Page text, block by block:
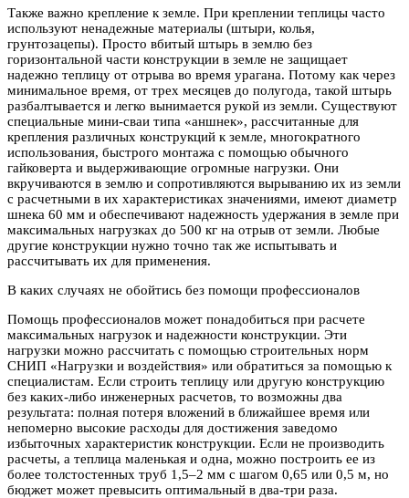
Также важно крепление к земле. При креплении теплицы часто
используют ненадежные материалы (штыри, колья,
грунтозацепы). Просто вбитый штырь в землю без
горизонтальной части конструкции в земле не защищает
надежно теплицу от отрыва во время урагана. Потому как через
минимальное время, от трех месяцев до полугода, такой штырь
разбалтывается и легко вынимается рукой из земли. Существуют
специальные мини-сваи типа «аншнек», рассчитанные для
крепления различных конструкций к земле, многократного
использования, быстрого монтажа с помощью обычного
гайковерта и выдерживающие огромные нагрузки. Они
вкручиваются в землю и сопротивляются вырыванию их из земли
с расчетными в их характеристиках значениями, имеют диаметр
шнека 60 мм и обеспечивают надежность удержания в земле при
максимальных нагрузках до 500 кг на отрыв от земли. Любые
другие конструкции нужно точно так же испытывать и
рассчитывать их для применения.
В каких случаях не обойтись без помощи профессионалов
Помощь профессионалов может понадобиться при расчете
максимальных нагрузок и надежности конструкции. Эти
нагрузки можно рассчитать с помощью строительных норм
СНИП «Нагрузки и воздействия» или обратиться за помощью к
специалистам. Если строить теплицу или другую конструкцию
без каких-либо инженерных расчетов, то возможны два
результата: полная потеря вложений в ближайшее время или
непомерно высокие расходы для достижения заведомо
избыточных характеристик конструкции. Если не производить
расчеты, а теплица маленькая и одна, можно построить ее из
более толстостенных труб 1,5–2 мм с шагом 0,65 или 0,5 м, но
бюджет может превысить оптимальный в два-три раза.